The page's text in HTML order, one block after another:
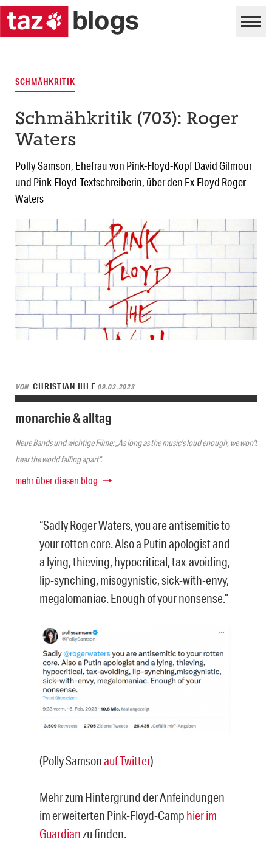
SCHMÄHKRITIK
Schmähkritik (703): Roger
Waters
Polly Samson, Ehefrau von Pink-Floyd-Kopf David Gilmour
und Pink-Floyd-Textschreiberin, über den Ex-Floyd Roger
Waters
VON CHRISTIAN IHLE 09.02.2023
monarchie & alltag
Neue Bands und wichtige Filme: „As long as the music’s loud enough, we won’t
hear the world falling apart“.
mehr über diesen blog
“Sadly Roger Waters, you are antisemitic to
your rotten core. Also a Putin apologist and
a lying, thieving, hypocritical, tax-avoiding,
lip-synching, misogynistic, sick-with-envy,
megalomaniac. Enough of your nonsense.”
(Polly Samsonauf Twitter)
Mehr zum Hintergrund der Anfeindungen
im erweiterten Pink-Floyd-Camp hier im
Guardianzu finden.